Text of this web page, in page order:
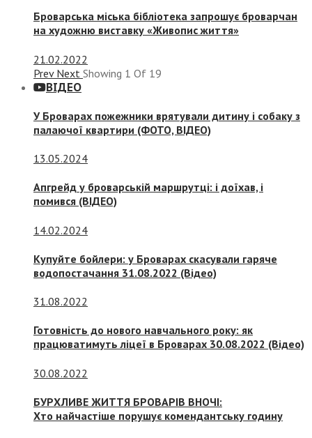
Броварська міська бібліотека запрошує броварчан
на художню виставку «Живопис життя»
21.02.2022
Prev Next Showing 1 Of 19
ВІДЕО
У Броварах пожежники врятували дитину і собаку з
палаючої квартири (ФОТО, ВІДЕО)
13.05.2024
Апгрейд у броварській маршрутці: і доїхав, і
помився (ВІДЕО)
14.02.2024
Купуйте бойлери: у Броварах скасували гаряче
водопостачання 31.08.2022 (Відео)
31.08.2022
Готовність до нового навчального року: як
працюватимуть ліцеї в Броварах 30.08.2022 (Відео)
30.08.2022
БУРХЛИВЕ ЖИТТЯ БРОВАРІВ ВНОЧІ:
Хто найчастіше порушує комендантську годину